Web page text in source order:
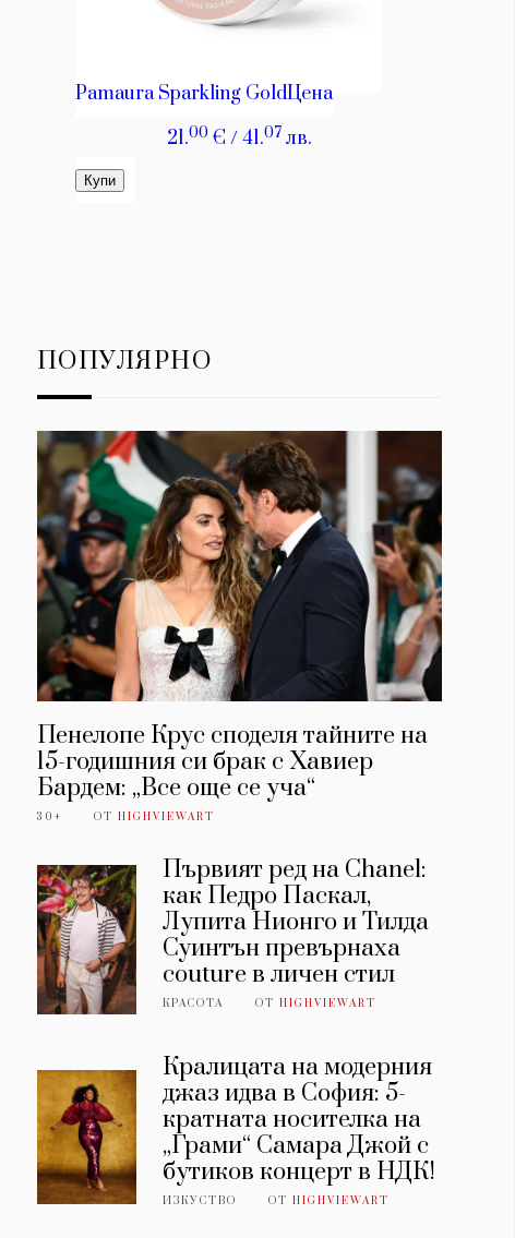
ПОПУЛЯРНО
Пенелопе Крус споделя тайните на
15-годишния си брак с Хавиер
Бардем: „Все още се уча“
30+ ОТ HIGHVIEWART
Първият ред на Chanel:
как Педро Паскал,
Лупита Нионго и Тилда
Суинтън превърнаха
couture в личен стил
КРАСОТА ОТHIGHVIEWART
Кралицата на модерния
джаз идва в София: 5-
кратната носителка на
„Грами“ Самара Джой с
бутиков концерт в НДК!
ИЗКУСТВО ОТHIGHVIEWART